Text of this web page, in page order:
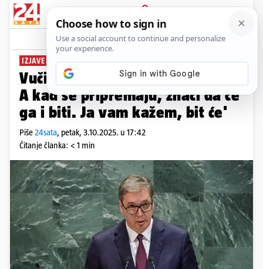
PRIJAVA
News Komentari
IZJAVE SRPSKOG PREDSJEDNIKA
Vučić: 'Svi se pripremaju za rat.
A kad se pripremaju, znači da će
ga i biti. Ja vam kažem, bit će'
Piše24sata, petak, 3.10.2025. u 17:42
Čitanje članka: < 1 min